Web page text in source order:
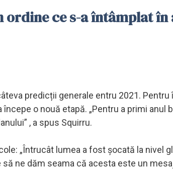
ordine ce s-a întâmplat în
predicții generale entru 2021. Pentru
o nouă etapă. „Pentru a primi anul
, a spus Squirru.
„Întrucât lumea a fost șocată la nivel
ne dăm seama că acesta este un